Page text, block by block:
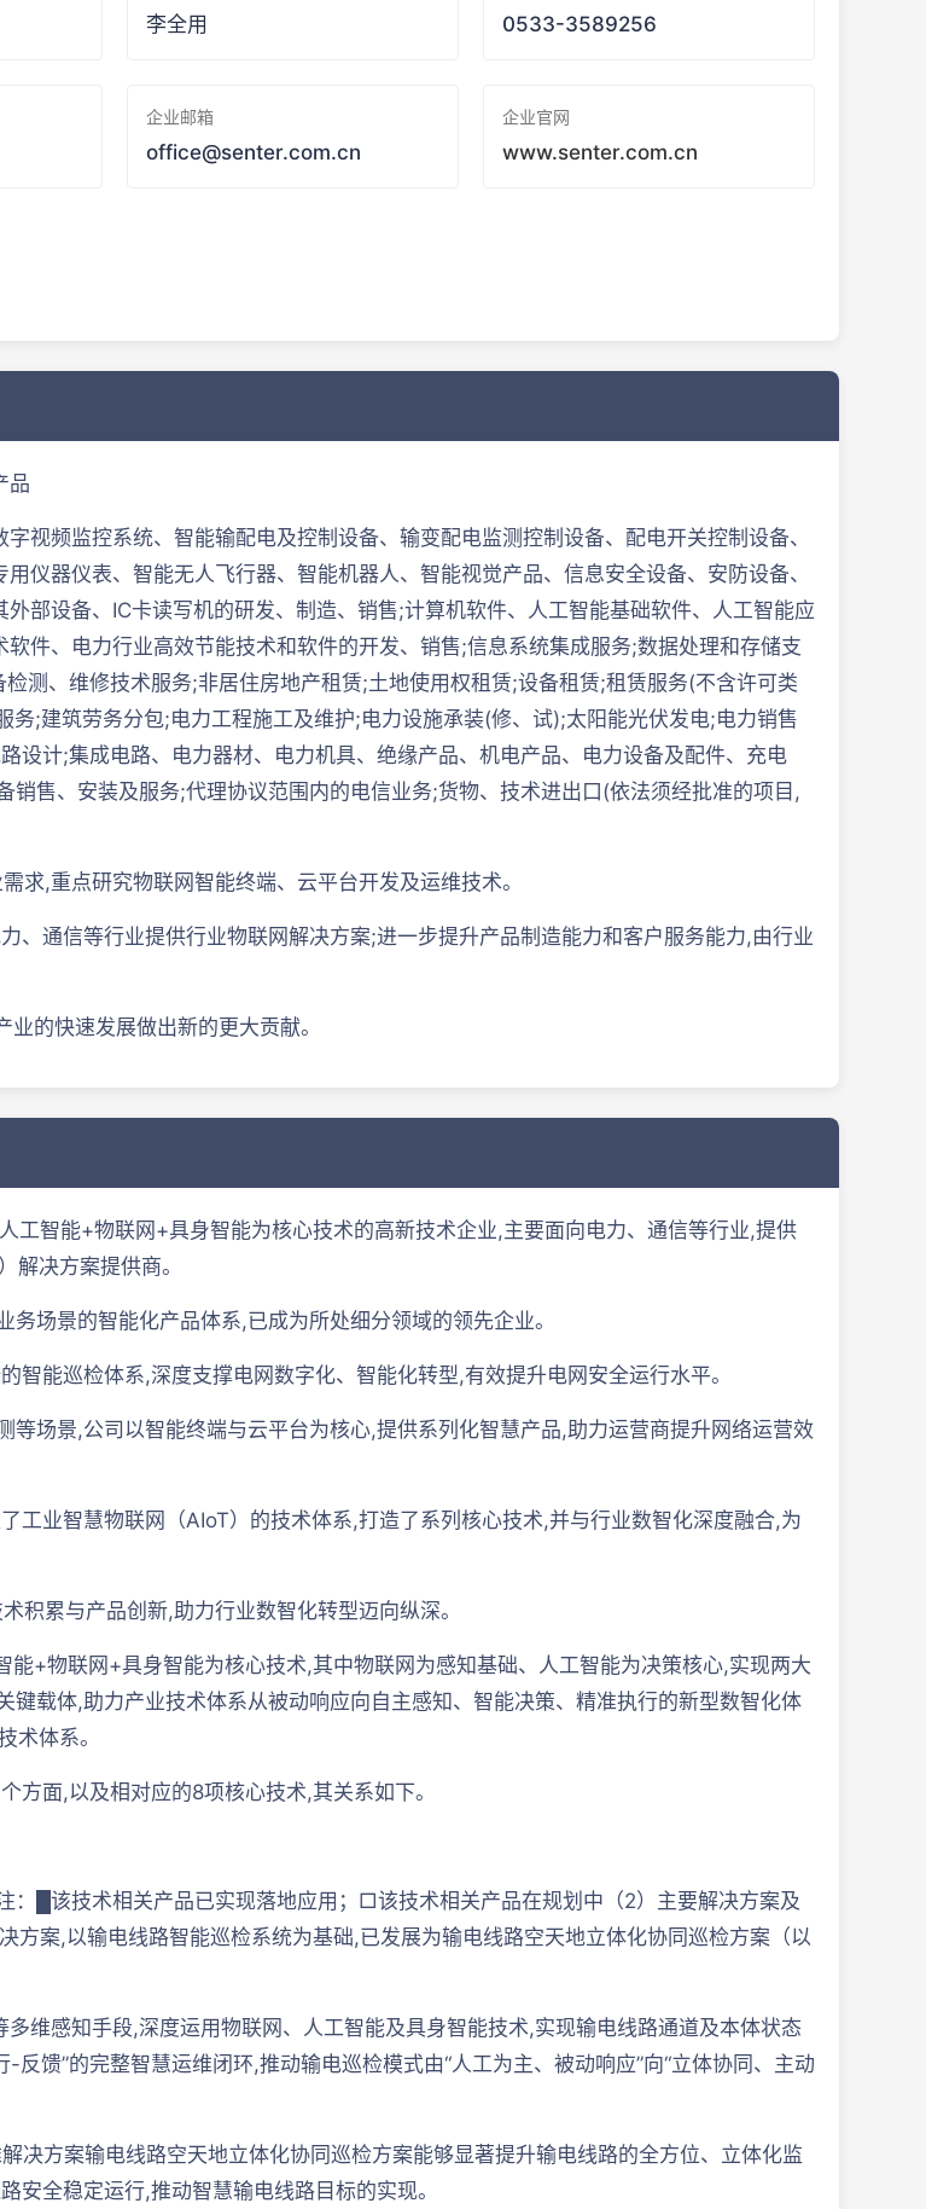
李全用 0533-3589256
企业邮箱
office@senter.com.cn
企业官网
www.senter.com.cn
品
视频监控系统、智能输配电及控制设备、输变配电监测控制设备、配电开关控制设备、
仪器仪表、智能无人飞行器、智能机器人、智能视觉产品、信息安全设备、安防设备、
部设备、IC卡读写机的研发、制造、销售;计算机软件、人工智能基础软件、人工智能应
件、电力行业高效节能技术和软件的开发、销售;信息系统集成服务;数据处理和存储支
测、维修技术服务;非居住房地产租赁;土地使用权租赁;设备租赁;租赁服务(不含许可类
;建筑劳务分包;电力工程施工及维护;电力设施承装(修、试);太阳能光伏发电;电力销售
设计;集成电路、电力器材、电力机具、绝缘产品、机电产品、电力设备及配件、充电
售、安装及服务;代理协议范围内的电信业务;货物、技术进出口(依法须经批准的项目,
求,重点研究物联网智能终端、云平台开发及运维技术。
、通信等行业提供行业物联网解决方案;进一步提升产品制造能力和客户服务能力,由行业
的快速发展做出新的更大贡献。
工智能+物联网+具身智能为核心技术的高新技术企业,主要面向电力、通信等行业,提供
解决方案提供商。
场景的智能化产品体系,已成为所处细分领域的领先企业。
能巡检体系,深度支撑电网数字化、智能化转型,有效提升电网安全运行水平。
场景,公司以智能终端与云平台为核心,提供系列化智慧产品,助力运营商提升网络运营效
工业智慧物联网（AIoT）的技术体系,打造了系列核心技术,并与行业数智化深度融合,为
积累与产品创新,助力行业数智化转型迈向纵深。
+物联网+具身智能为核心技术,其中物联网为感知基础、人工智能为决策核心,实现两大
载体,助力产业技术体系从被动响应向自主感知、智能决策、精准执行的新型数智化体
术体系。
方面,以及相对应的8项核心技术,其关系如下。
：█该技术相关产品已实现落地应用；□该技术相关产品在规划中（2）主要解决方案及
方案,以输电线路智能巡检系统为基础,已发展为输电线路空天地立体化协同巡检方案（以
维感知手段,深度运用物联网、人工智能及具身智能技术,实现输电线路通道及本体状态
馈”的完整智慧运维闭环,推动输电巡检模式由“人工为主、被动响应”向“立体协同、主动
决方案输电线路空天地立体化协同巡检方案能够显著提升输电线路的全方位、立体化监
安全稳定运行,推动智慧输电线路目标的实现。